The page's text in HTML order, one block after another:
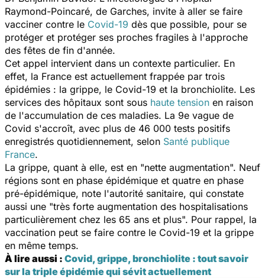
Raymond-Poincaré, de Garches, invite à aller se faire
vacciner contre le Covid-19 dès que possible, pour se
protéger et protéger ses proches fragiles à l'approche
des fêtes de fin d'année.
Cet appel intervient dans un contexte particulier. En
effet, la France est actuellement frappée par trois
épidémies : la grippe, le Covid-19 et la bronchiolite. Les
services des hôpitaux sont sous haute tension en raison
de l'accumulation de ces maladies. La 9e vague de
Covid s'accroît, avec plus de 46 000 tests positifs
enregistrés quotidiennement, selon Santé publique
France.
La grippe, quant à elle, est en "nette augmentation". Neuf
régions sont en phase épidémique et quatre en phase
pré-épidémique, note l'autorité sanitaire, qui constate
aussi une "très forte augmentation des hospitalisations
particulièrement chez les 65 ans et plus". Pour rappel, la
vaccination peut se faire contre le Covid-19 et la grippe
en même temps.
À lire aussi : Covid, grippe, bronchiolite : tout savoir
sur la triple épidémie qui sévit actuellement